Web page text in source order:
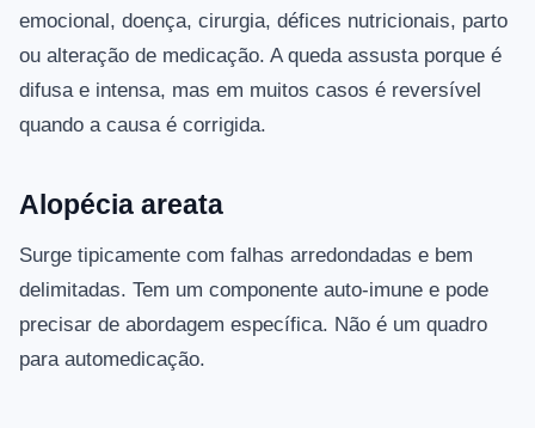
emocional, doença, cirurgia, défices nutricionais, parto
ou alteração de medicação. A queda assusta porque é
difusa e intensa, mas em muitos casos é reversível
quando a causa é corrigida.
Alopécia areata
Surge tipicamente com falhas arredondadas e bem
delimitadas. Tem um componente auto-imune e pode
precisar de abordagem específica. Não é um quadro
para automedicação.